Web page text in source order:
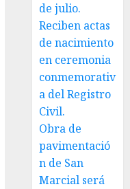
de julio.
Reciben actas
de nacimiento
en ceremonia
conmemorativ
a del Registro
Civil.
Obra de
pavimentació
n de San
Marcial será